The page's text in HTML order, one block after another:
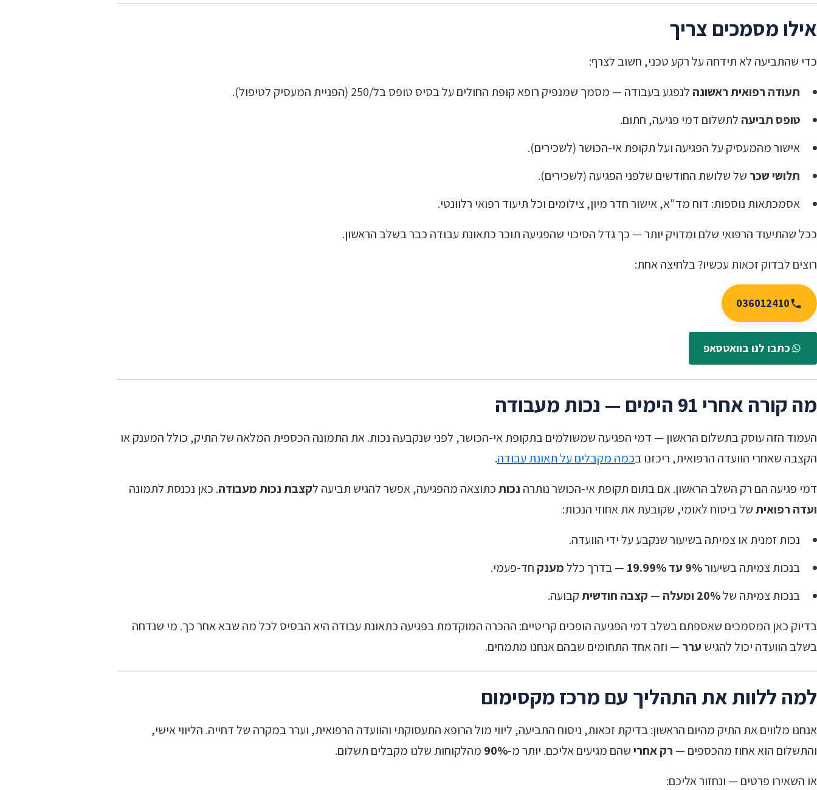
אילו מסמכים צריך
כדי שהתביעה לא תידחה על רקע טכני, חשוב לצרף:
תעודה רפואית ראשונה לנפגע בעבודה — מסמך שמנפיק רופא קופת החולים על בסיס טופס בל/250 (הפניית המעסיק לטיפול).
טופס תביעה לתשלום דמי פגיעה, חתום.
אישור מהמעסיק על הפגיעה ועל תקופת אי-הכושר (לשכירים).
תלושי שכר של שלושת החודשים שלפני הפגיעה (לשכירים).
אסמכתאות נוספות: דוח מד"א, אישור חדר מיון, צילומים וכל תיעוד רפואי רלוונטי.
ככל שהתיעוד הרפואי שלם ומדויק יותר — כך גדל הסיכוי שהפגיעה תוכר כתאונת עבודה כבר בשלב הראשון.
רוצים לבדוק זכאות עכשיו? בלחיצה אחת:
036012410
כתבו לנו בוואטסאפ
מה קורה אחרי 91 הימים — נכות מעבודה
העמוד הזה עוסק בתשלום הראשון — דמי הפגיעה שמשולמים בתקופת אי-הכושר, לפני שנקבעה נכות. את התמונה הכספית המלאה של התיק, כולל המענק או
הקצבה שאחרי הוועדה הרפואית, ריכזנו בכמה מקבלים על תאונת עבודה.
דמי פגיעה הם רק השלב הראשון. אם בתום תקופת אי-הכושר נותרה נכותכתוצאה מהפגיעה, אפשר להגיש תביעה לקצבת נכות מעבודה. כאן נכנסת לתמונה
ועדה רפואיתשל ביטוח לאומי, שקובעת את אחוזי הנכות:
נכות זמנית או צמיתה בשיעור שנקבע על ידי הוועדה.
בנכות צמיתה בשיעור9% עד 19.99% — בדרך כללמענק חד-פעמי.
בנכות צמיתה של20% ומעלה — קצבה חודשיתקבועה.
בדיוק כאן המסמכים שאספתם בשלב דמי הפגיעה הופכים קריטיים: ההכרה המוקדמת בפגיעה כתאונת עבודה היא הבסיס לכל מה שבא אחר כך. מי שנדחה
בשלב הוועדה יכול להגיש ערר — וזה אחד התחומים שבהם אנחנו מתמחים.
למה ללוות את התהליך עם מרכז מקסימום
אנחנו מלווים את התיק מהיום הראשון: בדיקת זכאות, ניסוח התביעה, ליווי מול הרופא התעסוקתי והוועדה הרפואית, וערר במקרה של דחייה. הליווי אישי,
והתשלום הוא אחוז מהכספים — רק אחרישהם מגיעים אליכם. יותר מ-90% מהלקוחות שלנו מקבלים תשלום.
או השאירו פרטים — ונחזור אליכם: